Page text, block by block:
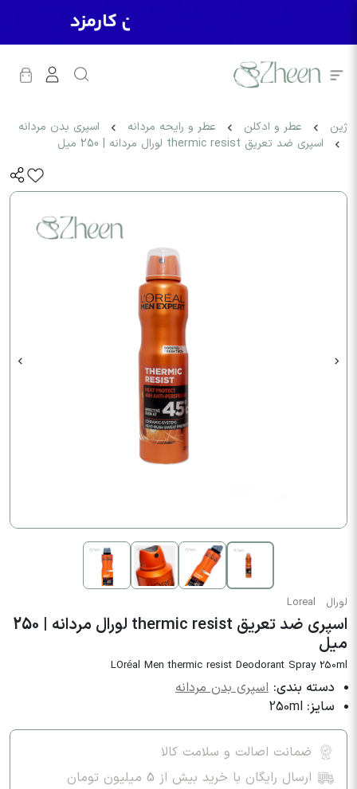
ژین عطر و ادکلن عطر و رایحه مردانه
اسپری بدن مردانه
اسپری ضد تعریق thermic resist لورال مردانه | 250 میل
لورال Loreal
اسپری ضد تعریق thermic resist لورال مردانه | 250
میل
LOréal Men thermic resist Deodorant Spray 250ml
دسته بندی: اسپری بدن مردانه
سایز: 250ml
ضمانت اصالت و سلامت کالا
ارسال رایگان با خرید بیش از 5 میلیون تومان